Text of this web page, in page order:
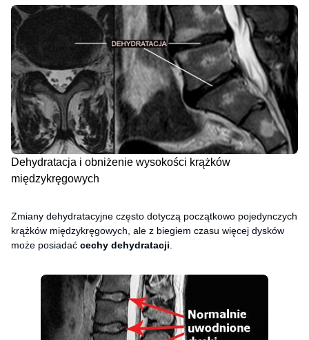
Dehydratacja i obniżenie wysokości krążków
międzykręgowych
Zmiany dehydratacyjne często dotyczą początkowo pojedynczych
krążków międzykręgowych, ale z biegiem czasu więcej dysków
może posiadać cechy dehydratacji